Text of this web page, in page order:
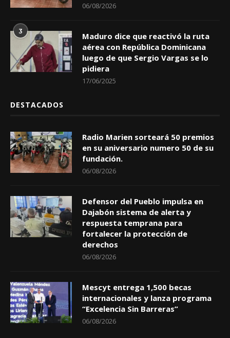
06/08/2026
3
Maduro dice que reactivó la ruta
aérea con República Dominicana
luego de que Sergio Vargas se lo
pidiera
17/06/2025
DESTACADOS
Radio Marien sorteará 50 premios
en su aniversario numero 50 de su
fundación.
06/08/2026
Defensor del Pueblo impulsa en
Dajabón sistema de alerta y
respuesta temprana para
fortalecer la protección de
derechos
06/08/2026
Mescyt entrega 1,500 becas
internacionales y lanza programa
“Excelencia Sin Barreras”
06/08/2026